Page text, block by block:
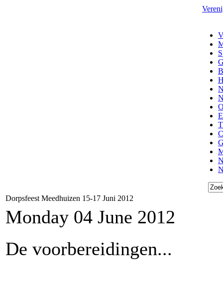
Dorpsfeest Meedhuizen 15-17 Juni 2012
Monday 04 June 2012
De voorbereidingen...